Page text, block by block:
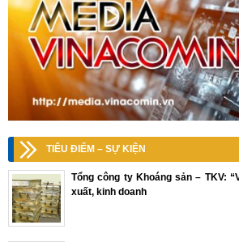
TIÊU ĐIỂM – SỰ KIỆN
Tổng công ty Khoáng sản – TKV:
xuất, kinh doanh